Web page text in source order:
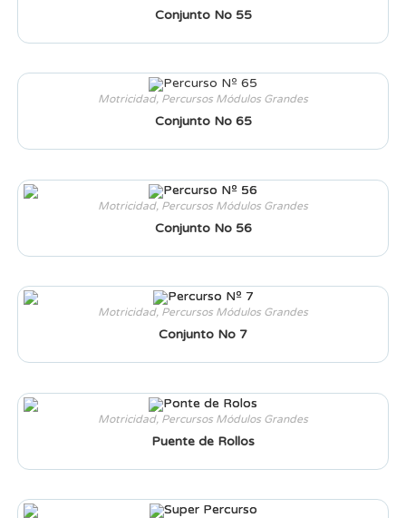
Conjunto No 55
Motricidad, Percursos Módulos Grandes
Conjunto No 65
Motricidad, Percursos Módulos Grandes
Conjunto No 56
Motricidad, Percursos Módulos Grandes
Conjunto No 7
Motricidad, Percursos Módulos Grandes
Puente de Rollos